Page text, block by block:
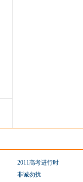
2011高考进行时
非诚勿扰